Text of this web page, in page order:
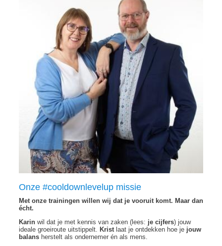
Onze #cooldownlevelup missie
Met onze trainingen willen wij dat je vooruit komt. Maar dan
écht.
Karin wil dat je met kennis van zaken (lees: je cijfers) jouw
ideale groeiroute uitstippelt. Kristlaat je ontdekken hoe je jouw
balans herstelt als ondernemer én als mens.